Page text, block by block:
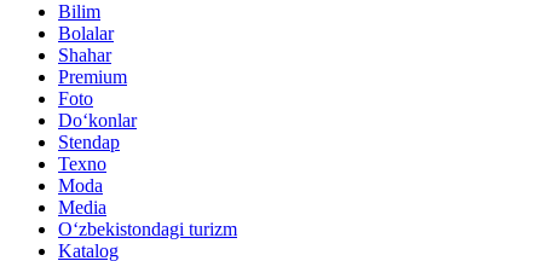
Bilim
Bolalar
Shahar
Premium
Foto
Do‘konlar
Stendap
Texno
Moda
Media
O‘zbekistondagi turizm
Katalog